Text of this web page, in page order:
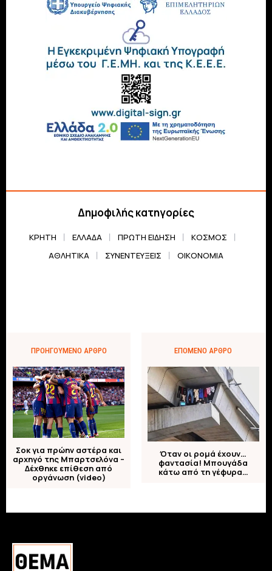
Δημοφιλής κατηγορίες
ΚΡΗΤΗ ΕΛΛΆΔΑ ΠΡΏΤΗ ΕΊΔΗΣΗ
ΚΌΣΜΟΣ
ΑΘΛΗΤΙΚΆ
ΣΥΝΕΝΤΕΎΞΕΙΣ ΟΙΚΟΝΟΜΊΑ
ΠΡΟΗΓΟΎΜΕΝΟ ΆΡΘΡΟ
Σοκ για πρώην αστέρα και
αρχηγό της Μπαρτσελόνα –
Δέχθηκε επίθεση από
οργάνωση (video)
ΕΠΌΜΕΝΟ ΆΡΘΡΟ
Όταν οι ρομά έχουν…
φαντασία! Μπουγάδα
κάτω από τη γέφυρα…